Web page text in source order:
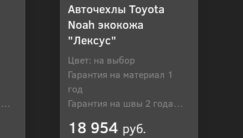
Авточехлы Toyota
Noah экокожа
"Лексус"
Цвет: на выбор
Гарантия на материал 1
год
Гарантия на швы 2 года
18 954 руб.